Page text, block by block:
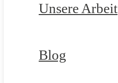
Unsere Arbeit
Blog